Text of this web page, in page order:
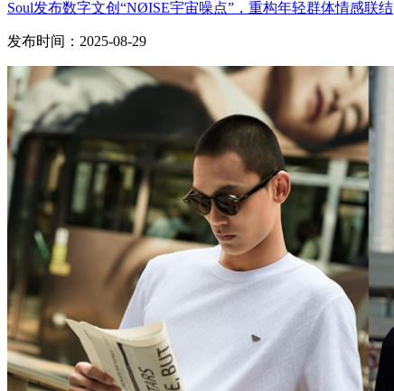
Soul发布数字文创“NØISE宇宙噪点”，重构年轻群体情感联结
发布时间：2025-08-29